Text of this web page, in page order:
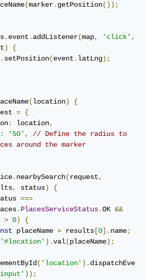
(marker.getPosition());
.event.addListener(map, 'click',
)
{
.setPosition(event.latLng);
(location)
{
=
{
: location,
: '50',
// Define the radius to
around the marker
.nearbySearch(request,
, status)
{
===
.PlacesServiceStatus.OK &&
> 0)
{
placeName = results [0].name;
'#location').val(placeName);
('location').dispatchEve
));